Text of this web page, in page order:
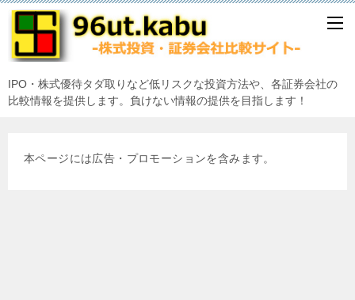
IPO・株式優待タダ取りなど低リスクな投資方法や、各証券会社の
比較情報を提供します。負けない情報の提供を目指します！
本ページには広告・プロモーションを含みます。